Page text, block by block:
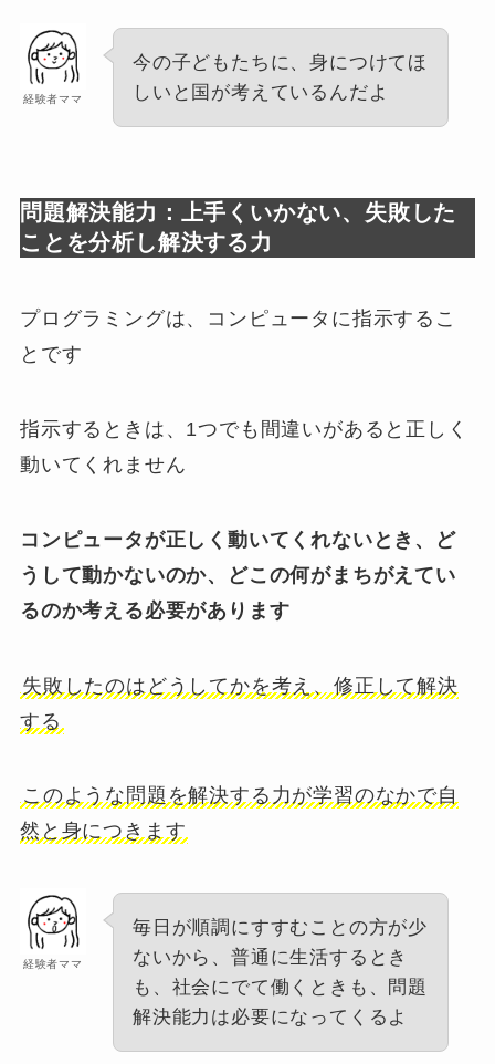
経験者ママ
今の子どもたちに、身につけてほ
しいと国が考えているんだよ
問題解決能力：上手くいかない、失敗した
ことを分析し解決する力
プログラミングは、コンピュータに指示するこ
とです
指示するときは、1つでも間違いがあると正しく
動いてくれません
コンピュータが正しく動いてくれないとき、ど
うして動かないのか、どこの何がまちがえてい
るのか考える必要があります
失敗したのはどうしてかを考え、修正して解決
する
このような問題を解決する力が学習のなかで自
然と身につきます
経験者ママ
毎日が順調にすすむことの方が少
ないから、普通に生活するとき
も、社会にでて働くときも、問題
解決能力は必要になってくるよ